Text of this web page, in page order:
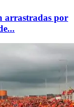
arrastradas por